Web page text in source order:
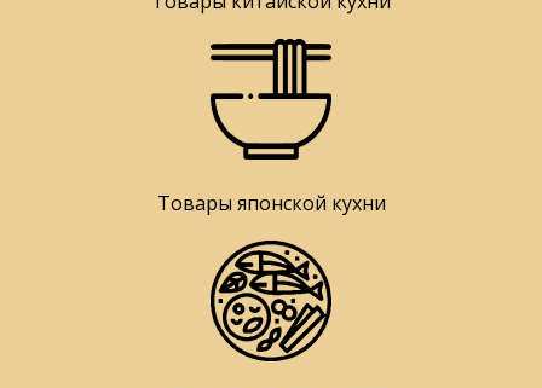
Товары японской кухни